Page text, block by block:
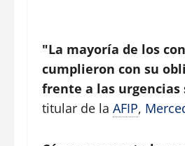
"La mayoría de los
cumplieron con su
frente a las
titular de la AFIP,